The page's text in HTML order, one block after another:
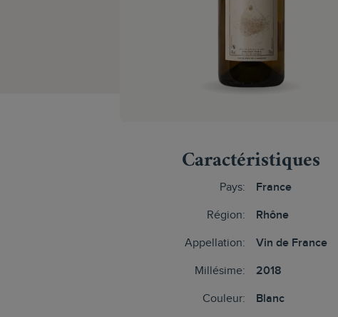
Caractéristiques
Pays: France
Région: Rhône
Appellation: Vin de France
Millésime: 2018
Couleur: Blanc